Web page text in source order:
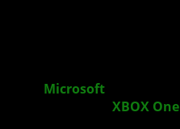
Microsoft
XBOX One